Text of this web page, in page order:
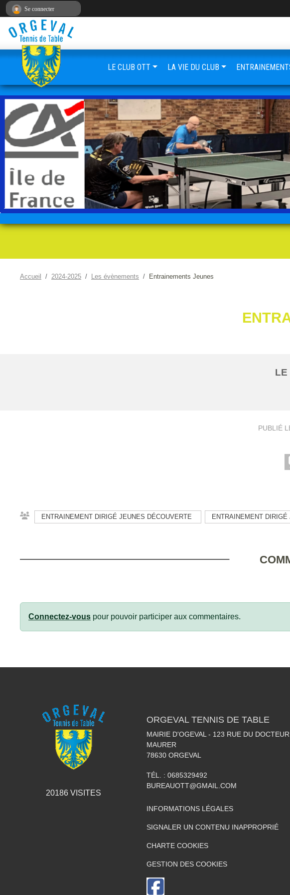
Accueil 2024-2025 Les évènements Entrainements Jeunes
LE
PUBLIÉ
ENTRAINEMENT DIRIGÉ JEUNES DÉCOUVERTE ENTRAINEMENT
Connectez-vous pour pouvoir participer aux commentaires.
LE CLUB OTT LA VIE DU CLUB
20186VISITES
ORGEVAL TENNIS DE TABLE
MAIRIE D'OGEVAL - 123 RUE DU DOCTEUR
MAURER
78630 ORGEVAL
TÉL. : 0685329492
BUREAUOTT@GMAIL.COM
INFORMATIONS LÉGALES
SIGNALER UN CONTENU INAPPROPRIÉ
CHARTE COOKIES
GESTION DES COOKIES
Se connecter
Panneau de gestion des cookies